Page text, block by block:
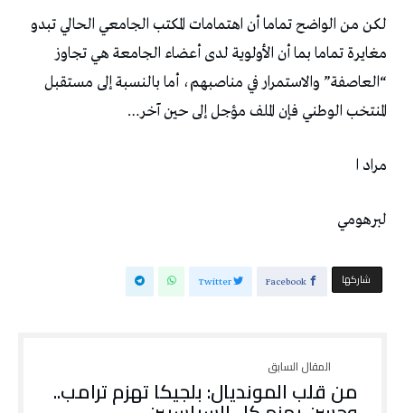
لكن من الواضح تماما أن اهتمامات المكتب الجامعي الحالي تبدو
مغايرة تماما بما أن الأولوية لدى أعضاء الجامعة هي تجاوز
“العاصفة” والاستمرار في مناصبهم، أما بالنسبة إلى مستقبل
المنتخب الوطني فإن الملف مؤجل إلى حين آخر…
مراد ا
لبرهومي
‫‫ شاركها‬ Facebook
Twitter
من قلب المونديال: بلجيكا تهزم ترامب..